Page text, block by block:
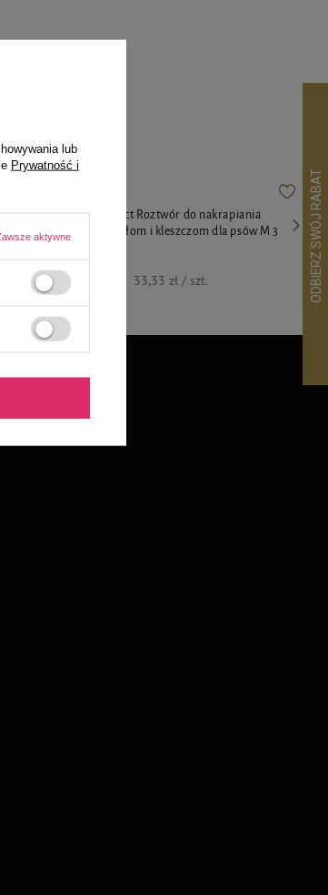
Frontline Tri-act Roztwór do nakrapiania
przeciwko pchłom i kleszczom dla psów M 3
99,99 zł 33,33 zł / szt.
lub
Prywatność i
aktywne